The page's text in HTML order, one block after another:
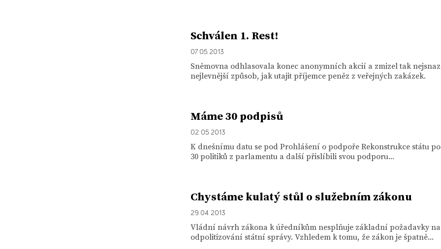
Schválen 1. Rest!
07. 05. 2013
Sněmovna odhlasovala konec anonymních akcií a zmizel tak
nejlevnější způsob, jak utajit příjemce peněz z veřejných zakázek.
Máme 30 podpisů
02. 05. 2013
K dnešnímu datu se pod Prohlášení o podpoře Rekonstrukce státu
30 politiků z parlamentu a další přislíbili svou podporu...
Chystáme kulatý stůl o služebním zákonu
29. 04. 2013
Vládní návrh zákona k úředníkům nesplňuje základní požadavky na
odpolitizování státní správy. Vzhledem k tomu, že zákon je špatně...